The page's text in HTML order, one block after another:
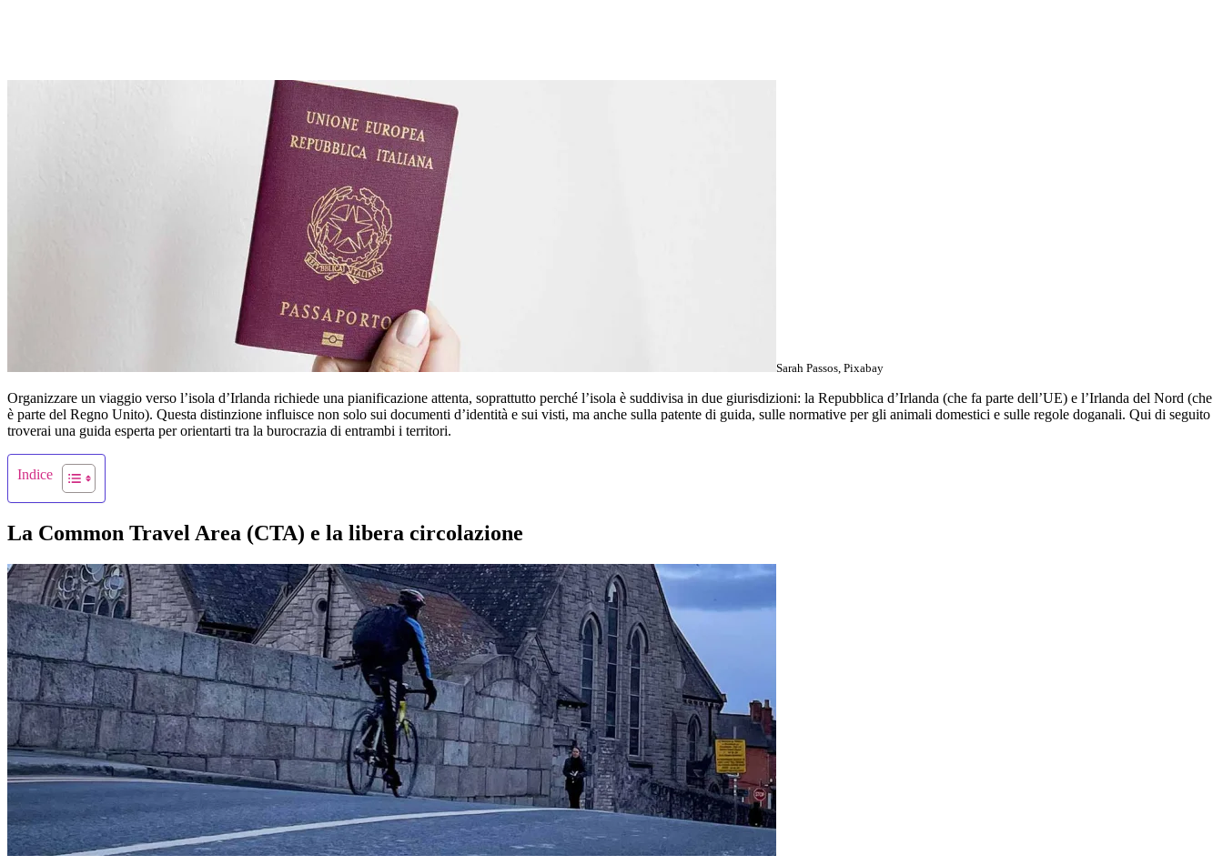
Sarah Passos, Pixabay
Organizzare un viaggio verso l’isola d’Irlanda richiede una pianificazione attenta, soprattutto perché l’isola è suddivisa in due giurisdizioni: la Repubblica d’Irlanda (che fa parte dell’UE) e l’Irlanda del Nord (che
è parte del Regno Unito). Questa distinzione influisce non solo sui documenti d’identità e sui visti, ma anche sulla patente di guida, sulle normative per gli animali domestici e sulle regole doganali. Qui di seguito
troverai una guida esperta per orientarti tra la burocrazia di entrambi i territori.
Indice
La Common Travel Area (CTA) e la libera circolazione